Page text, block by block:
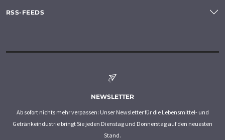
RSS-FEEDS
NEWSLETTER
Ab sofort nichts mehr verpassen: Unser Newsletter für die Lebensmittel- und
Getränkeindustrie bringt Sie jeden Dienstag und Donnerstag auf den neuesten
Stand.